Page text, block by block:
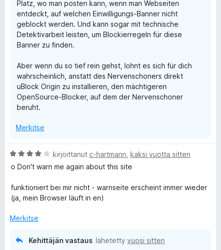
Platz, wo man posten kann, wenn man Webseiten
entdeckt, auf welchen Einwilligungs-Banner nicht
geblockt werden. Und kann sogar mit technische
Detektivarbeit leisten, um Blockierregeln für diese
Banner zu finden.
Aber wenn du so tief rein gehst, lohnt es sich für dich
wahrscheinlich, anstatt des Nervenschoners direkt
uBlock Origin zu installieren, den mächtigeren
OpenSource-Blocker, auf dem der Nervenschoner
beruht.
Merkitse
A
r
o
t
kirjoittanut c-hartmann kaksi vuotta sitten
o Don't warn me again about this site
funktioniert bei mir nicht - warnseite erscheint immer wieder
(ja, mein Browser läuft in en)
Merkitse
Kehittäjän vastaus lähetetty vuosi sitten